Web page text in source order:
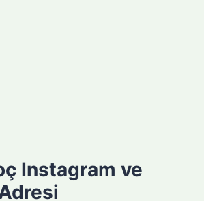
Instagram ve